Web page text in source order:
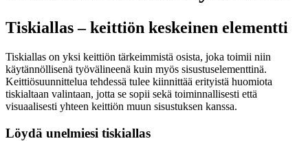
Tiskiallas – keittiön keskeinen elementti
Tiskiallas on yksi keittiön tärkeimmistä osista, joka toimii niin
käytännöllisenä työvälineenä kuin myös sisustuselementtinä.
Keittiösuunnittelua tehdessä tulee kiinnittää erityistä huomiota
tiskialtaan valintaan, jotta se sopii sekä toiminnallisesti että
visuaalisesti yhteen keittiön muun sisustuksen kanssa.
Löydä unelmiesi tiskiallas